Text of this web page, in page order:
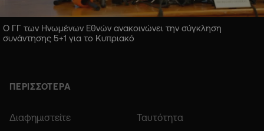
Ο ΓΓ των Ηνωμένων Εθνών ανακοινώνει την σύγκληση
συνάντησης 5+1 για το Κυπριακό
ΠΕΡΙΣΣΟΤΕΡΑ
Διαφημιστείτε Ταυτότητα